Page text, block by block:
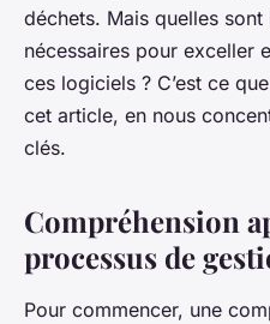
Noémie• 16 janvier 2024 •6
déchets. Mais quelles
nécessaires pour exceller
ces logiciels ? C’est ce
cet article, en nous
clés.
Compréhension
processus de
Pour commencer, une